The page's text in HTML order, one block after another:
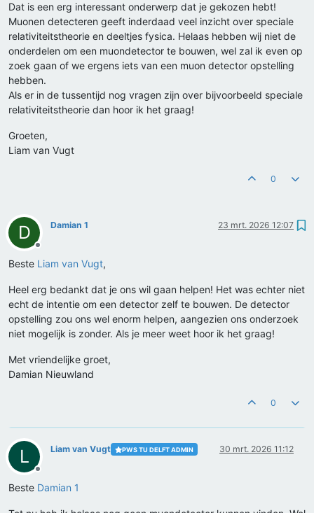
Dat is een erg interessant onderwerp dat je gekozen hebt!
Muonen detecteren geeft inderdaad veel inzicht over speciale
relativiteitstheorie en deeltjes fysica. Helaas hebben wij niet de
onderdelen om een muondetector te bouwen, wel zal ik even op
zoek gaan of we ergens iets van een muon detector opstelling
hebben.
Als er in de tussentijd nog vragen zijn over bijvoorbeeld speciale
relativiteitstheorie dan hoor ik het graag!
Groeten,
Liam van Vugt
0
D
Offline
Damian 1 23 mrt. 2026 12:07
Beste Liam van Vugt,
Heel erg bedankt dat je ons wil gaan helpen! Het was echter niet
echt de intentie om een detector zelf te bouwen. De detector
opstelling zou ons wel enorm helpen, aangezien ons onderzoek
niet mogelijk is zonder. Als je meer weet hoor ik het graag!
Met vriendelijke groet,
Damian Nieuwland
0
L
Offline
Liam van Vugt PWS TU DELFT ADMIN 30 mrt. 2026 11:12
Beste Damian 1